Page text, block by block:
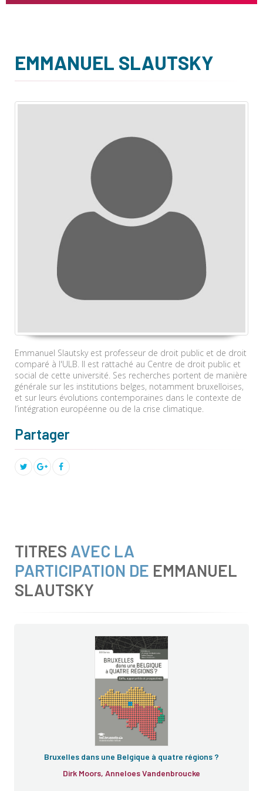
EMMANUEL SLAUTSKY
Emmanuel Slautsky est professeur de droit public et de droit
comparé à l'ULB. Il est rattaché au Centre de droit public et
social de cette université. Ses recherches portent de manière
générale sur les institutions belges, notamment bruxelloises,
et sur leurs évolutions contemporaines dans le contexte de
l’intégration européenne ou de la crise climatique.
Partager
TITRES AVEC LA
PARTICIPATION DE EMMANUEL
SLAUTSKY
Bruxelles dans une Belgique à quatre régions ?
Dirk Moors, Anneloes Vandenbroucke